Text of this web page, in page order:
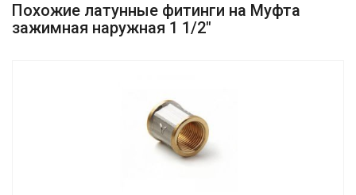
Похожие латунные фитинги на Муфта
зажимная наружная 1 1/2"